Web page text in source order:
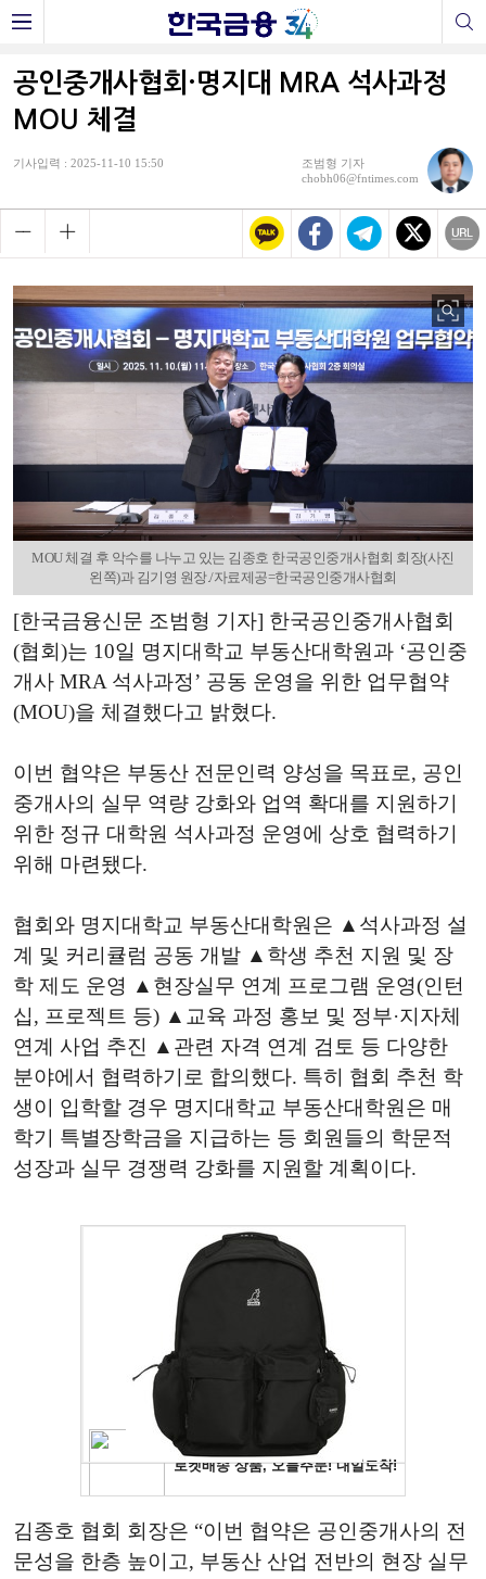
공인중개사협회·명지대 MRA 석사과정
MOU 체결
기사입력 : 2025-11-10 15:50
조범형 기자
chobh06@fntimes.com
MOU 체결 후 악수를 나누고 있는 김종호 한국공인중개사협회 회장(사진
왼쪽)과 김기영 원장./자료제공=한국공인중개사협회
[한국금융신문 조범형 기자] 한국공인중개사협회
(협회)는 10일 명지대학교 부동산대학원과 ‘공인중
개사 MRA 석사과정’ 공동 운영을 위한 업무협약
(MOU)을 체결했다고 밝혔다.
이번 협약은 부동산 전문인력 양성을 목표로, 공인
중개사의 실무 역량 강화와 업역 확대를 지원하기
위한 정규 대학원 석사과정 운영에 상호 협력하기
위해 마련됐다.
협회와 명지대학교 부동산대학원은 ▲석사과정 설
계 및 커리큘럼 공동 개발 ▲학생 추천 지원 및 장
학 제도 운영 ▲현장실무 연계 프로그램 운영(인턴
십, 프로젝트 등) ▲교육 과정 홍보 및 정부·지자체
연계 사업 추진 ▲관련 자격 연계 검토 등 다양한
분야에서 협력하기로 합의했다. 특히 협회 추천 학
생이 입학할 경우 명지대학교 부동산대학원은 매
학기 특별장학금을 지급하는 등 회원들의 학문적
성장과 실무 경쟁력 강화를 지원할 계획이다.
김종호 협회 회장은 “이번 협약은 공인중개사의 전
문성을 한층 높이고, 부동산 산업 전반의 현장 실무